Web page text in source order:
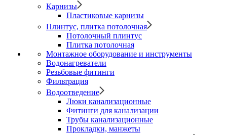
Карнизы
Пластиковые карнизы
Плинтус, плитка потолочная
Потолочный плинтус
Плитка потолочная
Монтажное оборудование и инструменты
Водонагреватели
Резьбовые фитинги
Фильтрация
Водоотведение
Люки канализационные
Фитинги для канализации
Трубы канализационные
Прокладки, манжеты